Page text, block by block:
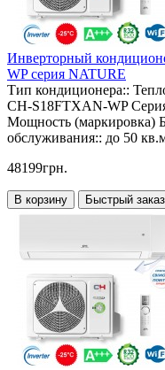
Инверторный
WP серия NATURE
Тип кондиционера::
CH-S18FTXAN-WP
Мощность (маркировка)
обслуживания:: до 50
48199грн.
В корзину Быстрый заказ